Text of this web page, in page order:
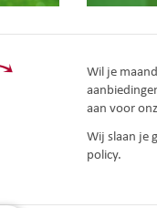
Wil je
aan voor
Wij slaan je
policy.